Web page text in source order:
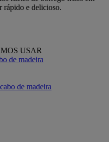
rápido e delicioso.
USAR
de madeira